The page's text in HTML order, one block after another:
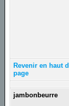
Revenir en haut
page
jambonbeurre